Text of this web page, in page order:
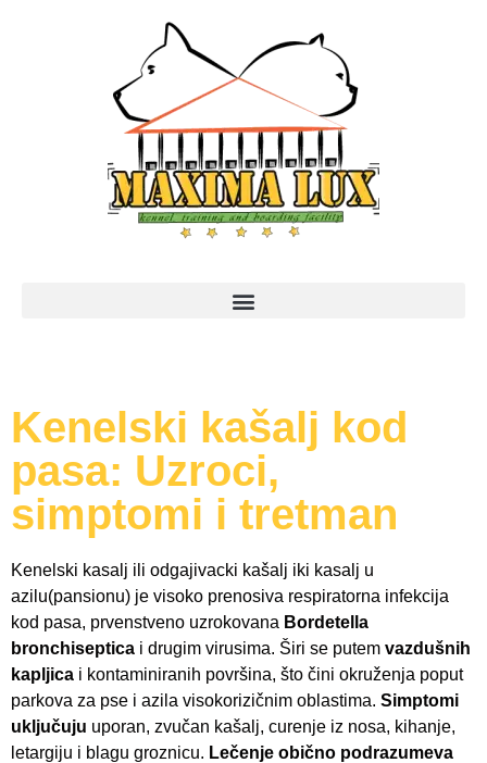
Kenelski kašalj kod
pasa: Uzroci,
simptomi i tretman
Kenelski kasalj ili odgajivacki kašalj iki kasalj u
azilu(pansionu) je visoko prenosiva respiratorna infekcija
kod pasa, prvenstveno uzrokovana Bordetella
bronchiseptica i drugim virusima. Širi se putem vazdušnih
kapljica i kontaminiranih površina, što čini okruženja poput
parkova za pse i azila visokorizičnim oblastima. Simptomi
uključuju uporan, zvučan kašalj, curenje iz nosa, kihanje,
letargiju i blagu groznicu. Lečenje obično podrazumeva